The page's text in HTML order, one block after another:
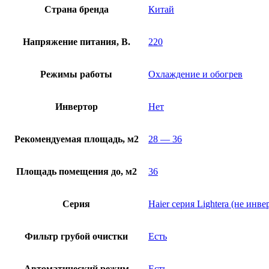
Страна бренда Китай
Напряжение питания, В. 220
Режимы работы Охлаждение и обогрев
Инвертор Нет
Рекомендуемая площадь, м2 28 — 36
Площадь помещения до, м2 36
Серия Haier серия Lightera (не
Фильтр грубой очистки Есть